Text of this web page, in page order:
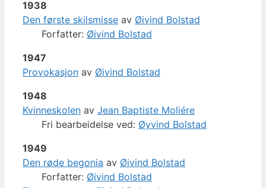
1938
Den første skilsmisse av Øivind Bolstad
Forfatter: Øivind Bolstad
1947
Provokasjon av Øivind Bolstad
1948
Kvinneskolen av Jean Baptiste Moliére
Fri bearbeidelse ved: Øyvind Bolstad
1949
Den røde begonia av Øivind Bolstad
Forfatter: Øivind Bolstad